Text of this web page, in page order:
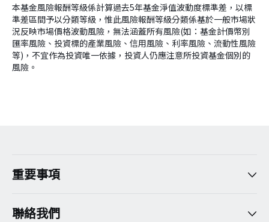
本基金風險報酬等級係計算過去5年基金淨值波動度標準差，以標
準差區間予以分類等級，惟此風險報酬等級分類係基於一般市場狀
況反映市場價格波動風險，無法涵蓋所有風險(如：基金計價幣別
匯率風險、投資標的產業風險、信用風險、利率風險、流動性風險
等)，不宜作為投資唯一依據，投資人仍應注意所投資基金個別的
風險。
重要事項
聯絡我們